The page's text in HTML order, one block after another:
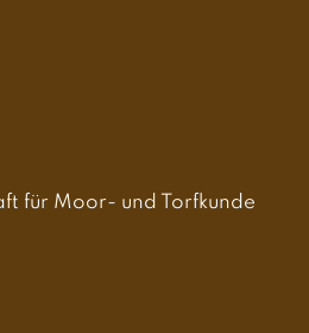
für Moor- und Torfkunde